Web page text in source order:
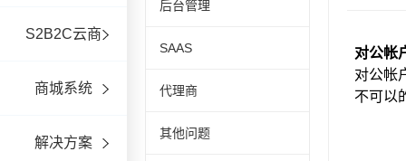
S2B2C云商
商城系统
解决方案
后台管理
SAAS
代理商
其他问题